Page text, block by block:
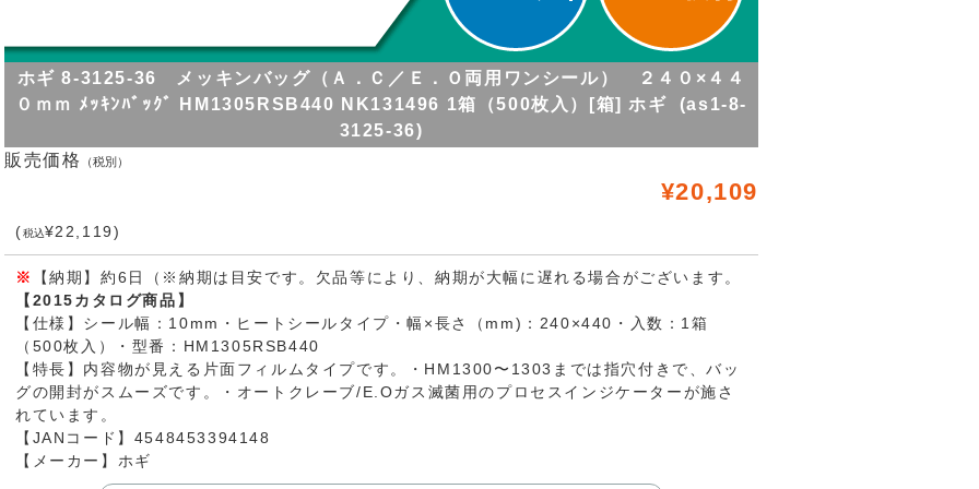
ホギ 8-3125-36 メッキンバッグ（Ａ．Ｃ／Ｅ．Ｏ両用ワンシール） ２４０×４４
０ｍｍ ﾒｯｷﾝﾊﾞｯｸﾞ HM1305RSB440 NK131496 1箱（500枚入）[箱] ホギ (as1-8-
3125-36)
販売価格
（税別）
¥20,109
(税込¥22,119)
※
【納期】約6日（※納期は目安です。欠品等により、納期が大幅に遅れる場合がございます。
【2015カタログ商品】
【仕様】シール幅：10mm・ヒートシールタイプ・幅×長さ（mm)：240×440・入数：1箱
（500枚入）・型番：HM1305RSB440
【特長】内容物が見える片面フィルムタイプです。・HM1300〜1303までは指穴付きで、バッ
グの開封がスムーズです。・オートクレーブ/E.Oガス滅菌用のプロセスインジケーターが施さ
れています。
【JANコード】4548453394148
【メーカー】ホギ